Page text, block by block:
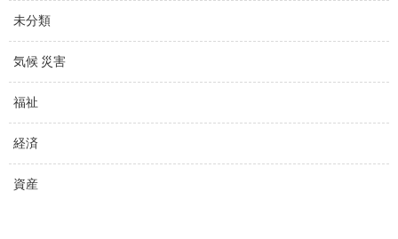
未分類
気候 災害
福祉
経済
資産